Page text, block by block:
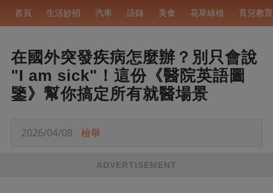
首頁 生活妙招 汽車 語錄 美食 花草綠植 育兒教育
在國外突發疾病怎麼辦？別只會說
"I am sick"！這份《醫院英語圖
鑒》幫你搞定所有就醫場景
2026/04/08 檢舉
ADVERTISEMENT